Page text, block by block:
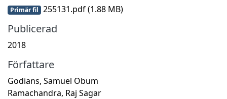
Primär fil 255131.pdf(1.88 MB)
Publicerad
2018
Författare
Godians, Samuel Obum
Ramachandra, Raj Sagar